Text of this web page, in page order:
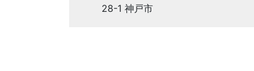
28-1 神戸市